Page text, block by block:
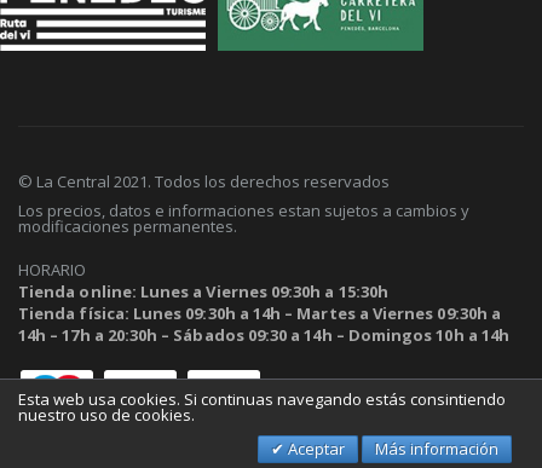
© La Central 2021. Todos los derechos reservados
Los precios, datos e informaciones estan sujetos a cambios y
modificaciones permanentes.
HORARIO
Tienda online: Lunes a Viernes 09:30h a 15:30h
Tienda física: Lunes 09:30h a 14h – Martes a Viernes 09:30h a
14h – 17h a 20:30h – Sábados 09:30 a 14h – Domingos 10h a 14h
Esta web usa cookies. Si continuas navegando estás consintiendo
nuestro uso de cookies.
Aceptar
Más información